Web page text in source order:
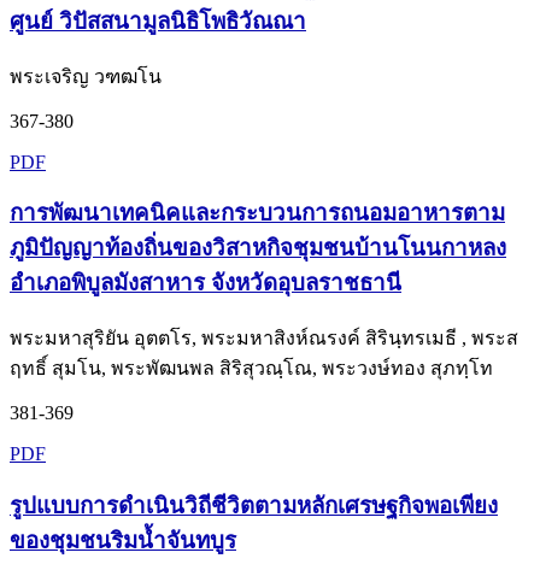
ศูนย์ วิปัสสนามูลนิธิโพธิวัณณา
พระเจริญ วฑฒโน
367-380
PDF
การพัฒนาเทคนิคและกระบวนการถนอมอาหารตาม
ภูมิปัญญาท้องถิ่นของวิสาหกิจชุมชนบ้านโนนกาหลง
อำเภอพิบูลมังสาหาร จังหวัดอุบลราชธานี
พระมหาสุริยัน อุตตโร, พระมหาสิงห์ณรงค์ สิรินฺทรเมธี , พระส
ฤทธิ์ สุมโน, พระพัฒนพล สิริสุวณฺโณ, พระวงษ์ทอง สุภทฺโท
381-369
PDF
รูปแบบการดำเนินวิถีชีวิตตามหลักเศรษฐกิจพอเพียง
ของชุมชนริมน้ำจันทบูร